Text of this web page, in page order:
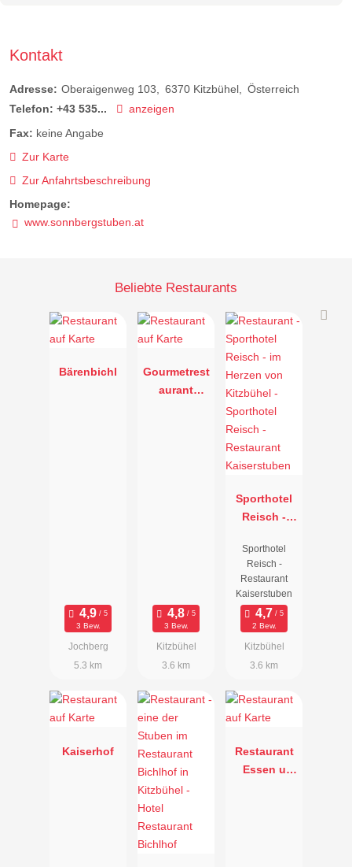
Kontakt
Adresse: Oberaigenweg 103 6370 Kitzbühel
Österreich
Telefon: +43 535...
anzeigen
Fax: keine Angabe
Zur Karte
Zur Anfahrtsbeschreibung
Homepage:
www.sonnbergstuben.at
Beliebte Restaurants
Bärenbichl
3 Bew.
Jochberg
5.3 km
Gourmetrest
aurant
3 Bew.
Kitzbühel
3.6 km
Sporthotel
Reisch -
Kaiserstube
n
Sporthotel
Reisch -
Restaurant
Kaiserstuben
2 Bew.
Kitzbühel
3.6 km
Kaiserhof
Restaurant
Essen u